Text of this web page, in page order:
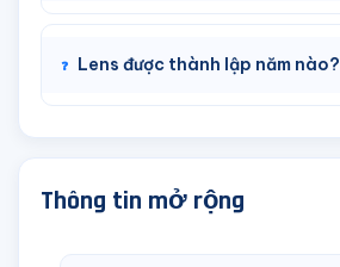
Lens được thành lập năm nào?
Thông tin mở rộng